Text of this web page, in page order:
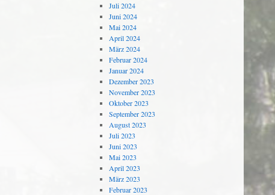
Juli 2024
Juni 2024
Mai 2024
April 2024
März 2024
Februar 2024
Januar 2024
Dezember 2023
November 2023
Oktober 2023
September 2023
August 2023
Juli 2023
Juni 2023
Mai 2023
April 2023
März 2023
Februar 2023